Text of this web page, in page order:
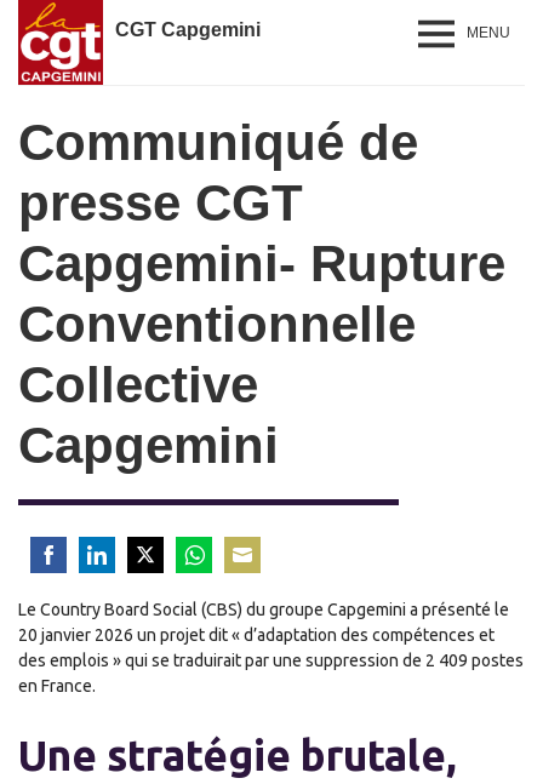
CGT Capgemini MENU
Communiqué de
presse CGT
Capgemini- Rupture
Conventionnelle
Collective
Capgemini
on
Facebook
on
LinkedIn
on
Twitter
on
WhatsApp
on
Email
Le Country Board Social (CBS) du groupe Capgemini a présenté le
20 janvier 2026 un projet dit « d’adaptation des compétences et
des emplois » qui se traduirait par une suppression de 2 409 postes
en France.
Une stratégie brutale,